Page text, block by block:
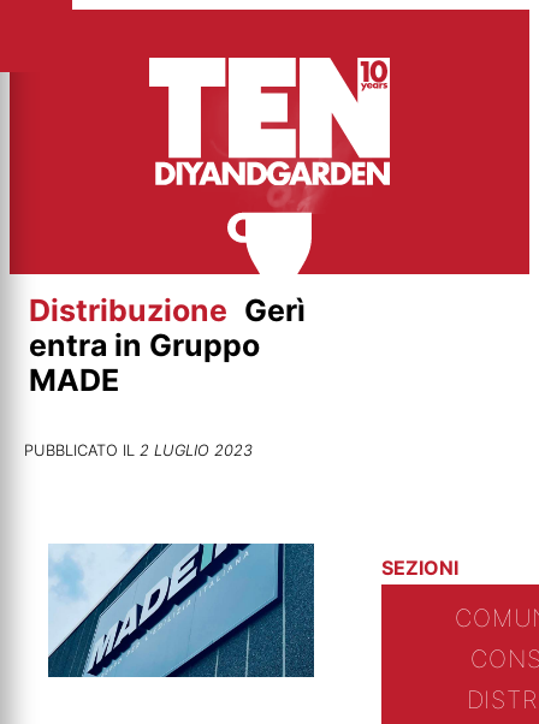
contenuto
Distribuzione Gerì
entra in Gruppo
MADE
PUBBLICATO IL 2 LUGLIO 2023
SEZIONI